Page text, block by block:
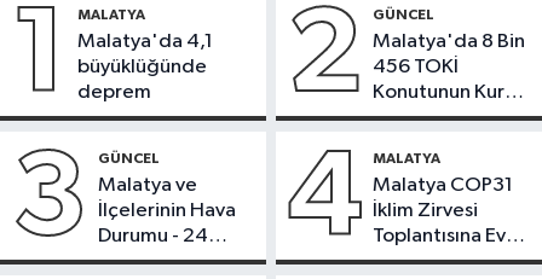
1 MALATYA
Malatya'da 4,1
büyüklüğünde
deprem
2 GÜNCEL
Malatya'da 8 Bin
456 TOKİ
Konutunun Kurası
Bugün Çekiliyor
3 GÜNCEL
Malatya ve
İlçelerinin Hava
Durumu - 24
Temmuz 2026
4 MALATYA
Malatya COP31
İklim Zirvesi
Toplantısına Ev
Sahipliği Yaptı